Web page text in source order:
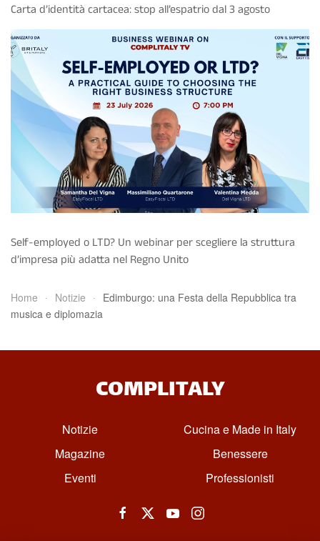
Carta d’identità cartacea: stop all’espatrio dal 3 agosto
Self-employed o LTD? Un webinar per scegliere la struttura
d’impresa più adatta nel Regno Unito
Home Notizie
Edimburgo: una Festa della Repubblica tra
musica e diplomazia
COMPLITALY
Notizie
Magazine
Eventi
Cucina e Made in Italy
Benessere
Professionisti